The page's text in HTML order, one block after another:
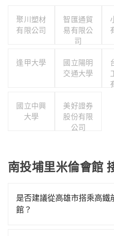
聚川塑材
有限公司
智匯通貿
易有限公
司
逢甲大學
國立陽明
交通大學
國立中興
大學
美好證券
股份有限
公司
南投埔里米倫會館
是否建議從高雄市搭乘高鐵
館？